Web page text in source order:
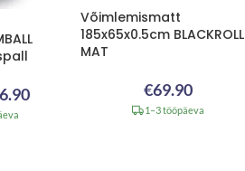
Võimlemismatt
185x65x0.5cm BLACKROLL
MAT
€69.90
1–3 tööpäeva